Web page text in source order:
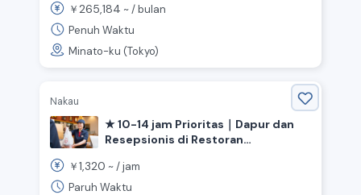
￥ 265,184 ~ /bulan
Penuh Waktu
Minato-ku (Tokyo)
Nakau
★ 10-14 jam Prioritas｜Dapur dan
Resepsionis di Restoran
Tsukiji》
￥1,320 ~ /jam
Paruh Waktu